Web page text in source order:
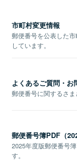
市町村変更情報
郵便番号を公表した
しています。
よくあるご質問・お
郵便番号に関するさま
郵便番号簿PDF（
2025年度版郵便番号
す。